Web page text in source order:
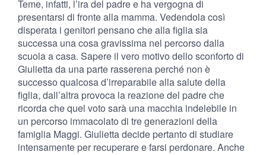
Teme, infatti, l’ira del padre e ha vergogna di
presentarsi di fronte alla mamma. Vedendola così
disperata i genitori pensano che alla figlia sia
successa una cosa gravissima nel percorso dalla
scuola a casa. Sapere il vero motivo dello sconforto di
Giulietta da una parte rasserena perché non è
successo qualcosa d’irreparabile alla salute della
figlia, dall’altra provoca la reazione del padre che
ricorda che quel voto sarà una macchia indelebile in
un percorso immacolato di tre generazioni della
famiglia Maggi. Giulietta decide pertanto di studiare
intensamente per recuperare e farsi perdonare. Anche